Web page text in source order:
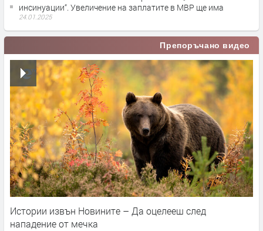
инсинуации“. Увеличение на заплатите в МВР ще има
24.01.2025
Препоръчано видео
Истории извън Новините – Да оцелееш след
нападение от мечка